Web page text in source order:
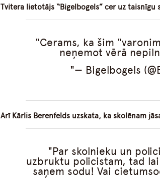
Tvitera lietotājs “Bigelbogels” cer uz taisnīgu
Cerams, ka šim
neņemot vērā
— Bigelbogels
Arī Kārlis Berenfelds uzskata, ka skolēnam
Par skolnieku un
uzbruktu policistam, tad
saņem sodu! Vai